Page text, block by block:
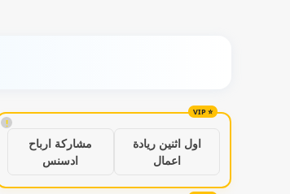
!
اول اثنين ريادة
اعمال
مشاركة ارباح
ادسنس